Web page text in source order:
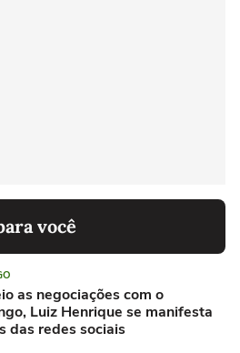
você
as negociações com o
Luiz Henrique se manifesta
das redes sociais